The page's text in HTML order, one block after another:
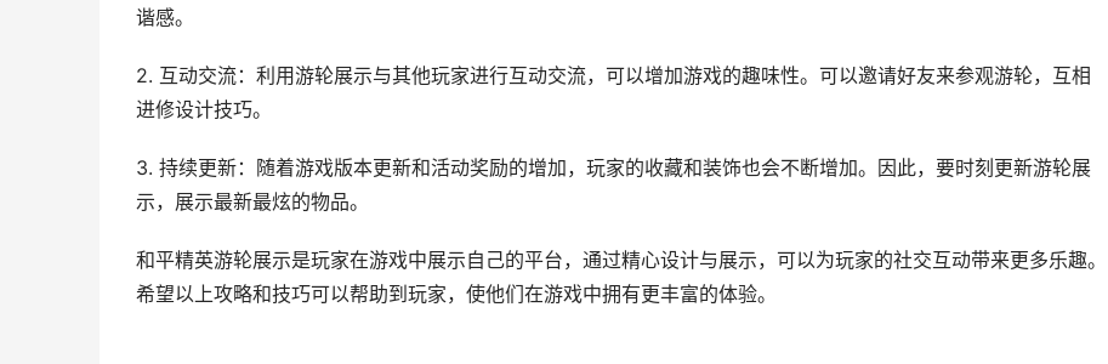
谐感。
2. 互动交流：利用游轮展示与其他玩家进行互动交流，可以增加游戏的趣味性。可以邀请好友来参观游轮，互相
进修设计技巧。
3. 持续更新：随着游戏版本更新和活动奖励的增加，玩家的收藏和装饰也会不断增加。因此，要时刻更新游轮展
示，展示最新最炫的物品。
和平精英游轮展示是玩家在游戏中展示自己的平台，通过精心设计与展示，可以为玩家的社交互动带来更多乐趣。
希望以上攻略和技巧可以帮助到玩家，使他们在游戏中拥有更丰富的体验。